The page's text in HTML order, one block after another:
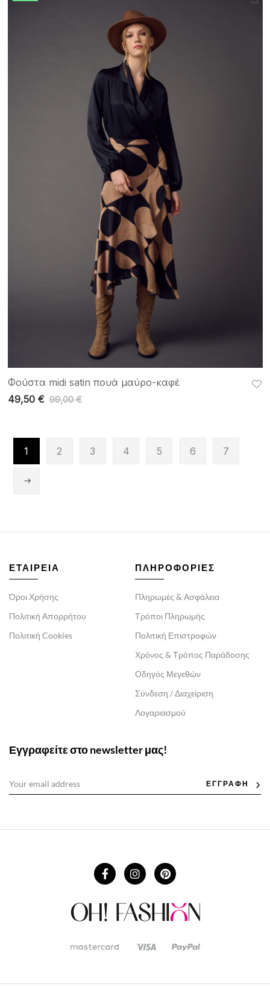
Φούστα midi satin πουά μαύρο-καφέ
99,00€
49,50 €
1 2 3 4 5 6 7
ΕΤΑΙΡΕΙΑ
Όροι Χρήσης
Πολιτική Απορρήτου
Πολιτική Cookies
ΠΛΗΡΟΦΟΡΙΕΣ
Πληρωμές & Ασφάλεια
Τρόποι Πληρωμής
Πολιτική Επιστροφών
Χρόνος & Τρόπος Παράδοσης
Οδηγός Μεγεθών
Σύνδεση / Διαχείριση
Λογαριασμού
Εγγραφείτε στο newsletter μας!
ΕΓΓΡΑΦΗ